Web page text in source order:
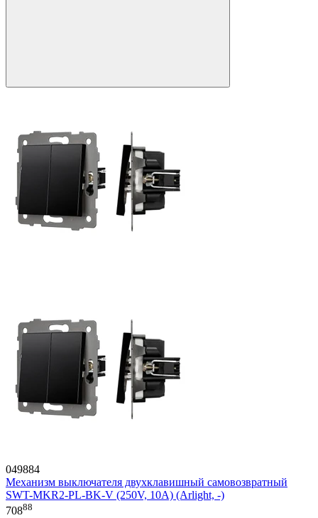
049884
Механизм выключателя двухклавишный самовозвратный
SWT-MKR2-PL-BK-V (250V, 10A) (Arlight, -)
70888